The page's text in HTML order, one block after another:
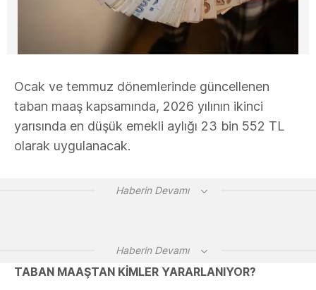
Ocak ve temmuz dönemlerinde güncellenen
taban maaş kapsamında, 2026 yılının ikinci
yarısında en düşük emekli aylığı 23 bin 552 TL
olarak uygulanacak.
Haberin Devamı
Haberin Devamı
TABAN MAAŞTAN KİMLER YARARLANIYOR?